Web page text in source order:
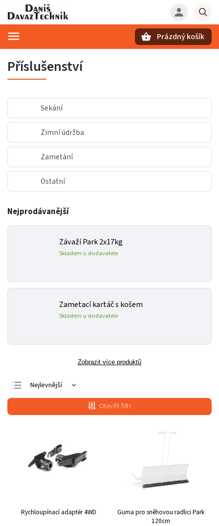
Prázdný košík
Příslušenství
Sekání
Zimní údržba
Zametání
Ostatní
Nejprodávanější
Závaží Park 2x17kg
Skladem u dodavatele
Zametací kartáč s košem
Skladem u dodavatele
Zobrazit více produktů
Nejlevnější
Nejdražší
Nejprodávanější
Otevřít filtr
Rychloupínací adaptér 4WD
Guma pro sněhovou radlici Park
120cm